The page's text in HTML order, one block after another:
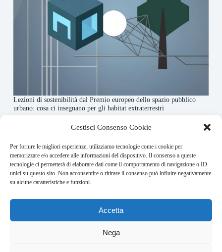
Gestisci Consenso Cookie
Per fornire le migliori esperienze, utilizziamo tecnologie come i cookie per
memorizzare e/o accedere alle informazioni del dispositivo. Il consenso a queste
tecnologie ci permetterà di elaborare dati come il comportamento di navigazione o ID
unici su questo sito. Non acconsentire o ritirare il consenso può influire negativamente
su alcune caratteristiche e funzioni.
Accetta
Nega
Lezioni di sostenibilità dal Premio europeo dello spazio pubblico
urbano: cosa ci insegnano per gli habitat extraterrestri
About this website
Orbitare ogni giorno trova per te le notizie più rilevanti in
ambito space economy.
Address:
VIA USODIMARE 3 - 37138 - VERONA (VR)
redazione@bullet-network.com